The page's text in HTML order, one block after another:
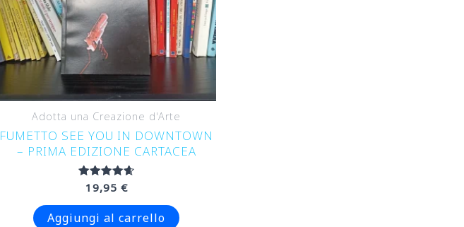
Adotta una Creazione d'Arte
FUMETTO SEE YOU IN DOWNTOWN
– PRIMA EDIZIONE CARTACEA
Valutato
4.67
su 5
19,95 €
Aggiungi al carrello